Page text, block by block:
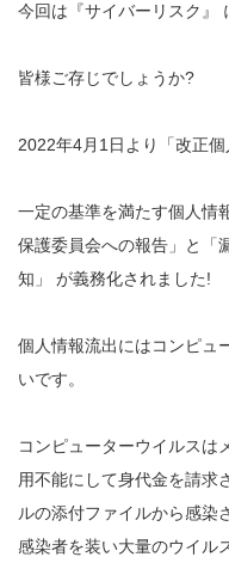
今回は『サイバーリスク』
皆様ご存じでしょうか?
2022年4月1日より「改正
一定の基準を満たす個人情
保護委員会への報告」と「
知」 が義務化されました!
個人情報流出にはコンピュ
いです。
コンピューターウイルスは
用不能にして身代金を請求
ルの添付ファイルから感染
感染者を装い大量のウイル